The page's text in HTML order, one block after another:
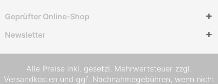
Geprüfter Online-Shop
Newsletter
Alle Preise inkl. gesetzl. Mehrwertsteuer zzgl.
Versandkosten und ggf. Nachnahmegebühren, wenn nicht